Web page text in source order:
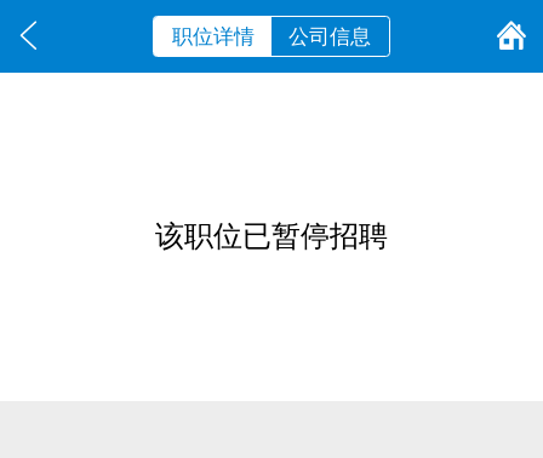
职位详情 公司信息
该职位已暂停招聘